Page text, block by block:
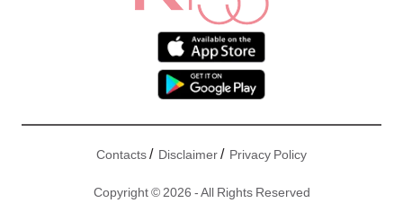
Contacts/ Disclaimer/ Privacy Policy
Copyright © 2026 - All Rights Reserved